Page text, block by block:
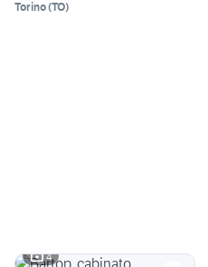
Torino(TO)
4